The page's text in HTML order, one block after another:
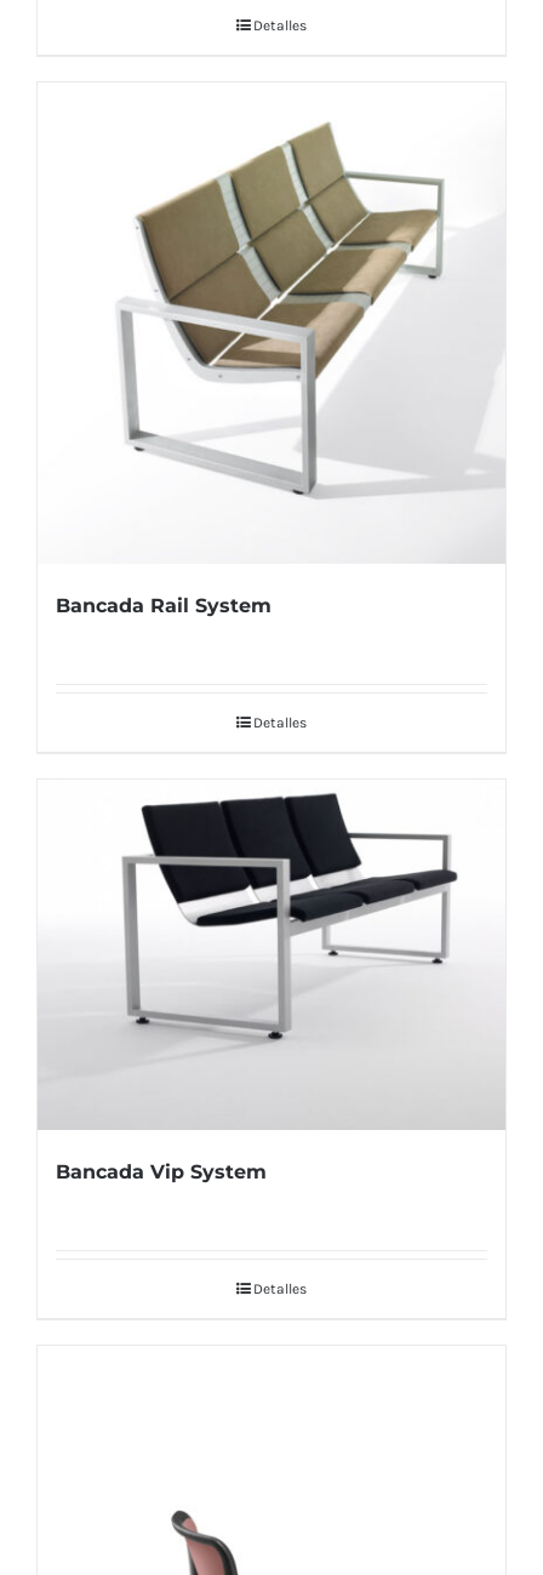
Detalles
Bancada Rail System
Detalles
Bancada Vip System
Detalles